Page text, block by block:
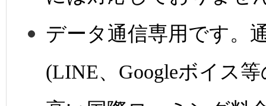
データ通信専用です。
(LINE、Googleボイス